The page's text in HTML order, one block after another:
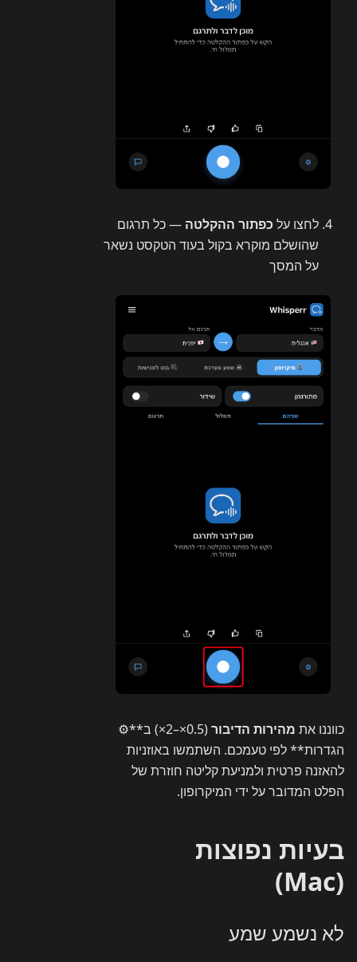
לחצו על כפתור ההקלטה — כל תרגום
שהושלם מוקרא בקול בעוד הטקסט נשאר
על המסך
כווננו את מהירות הדיבור
(0.5×–2×) ב**⚙
הגדרות** לפי טעמכם. השתמשו באוזניות
להאזנה פרטית ולמניעת קליטה חוזרת של
הפלט המדובר על ידי המיקרופון.
בעיות נפוצות
(Mac)
לא נשמע שמע